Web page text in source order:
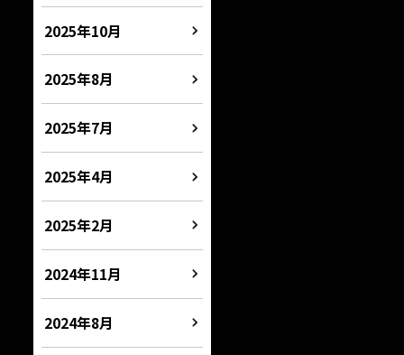
2025年10月
2025年8月
2025年7月
2025年4月
2025年2月
2024年11月
2024年8月